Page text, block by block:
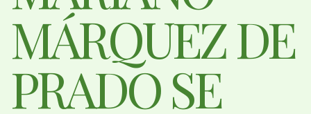
MÁRQUEZ DE
PRADO SE